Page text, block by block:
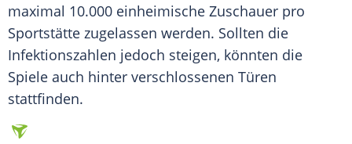
maximal 10.000 einheimische Zuschauer pro
Sportstätte zugelassen werden. Sollten die
Infektionszahlen jedoch steigen, könnten die
Spiele auch hinter verschlossenen Türen
stattfinden.